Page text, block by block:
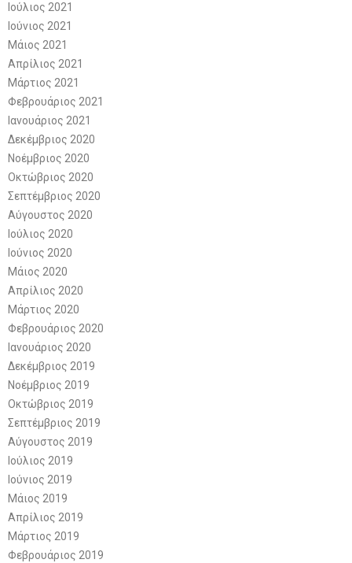
Ιούλιος 2021
Ιούνιος 2021
Μάιος 2021
Απρίλιος 2021
Μάρτιος 2021
Φεβρουάριος 2021
Ιανουάριος 2021
Δεκέμβριος 2020
Νοέμβριος 2020
Οκτώβριος 2020
Σεπτέμβριος 2020
Αύγουστος 2020
Ιούλιος 2020
Ιούνιος 2020
Μάιος 2020
Απρίλιος 2020
Μάρτιος 2020
Φεβρουάριος 2020
Ιανουάριος 2020
Δεκέμβριος 2019
Νοέμβριος 2019
Οκτώβριος 2019
Σεπτέμβριος 2019
Αύγουστος 2019
Ιούλιος 2019
Ιούνιος 2019
Μάιος 2019
Απρίλιος 2019
Μάρτιος 2019
Φεβρουάριος 2019